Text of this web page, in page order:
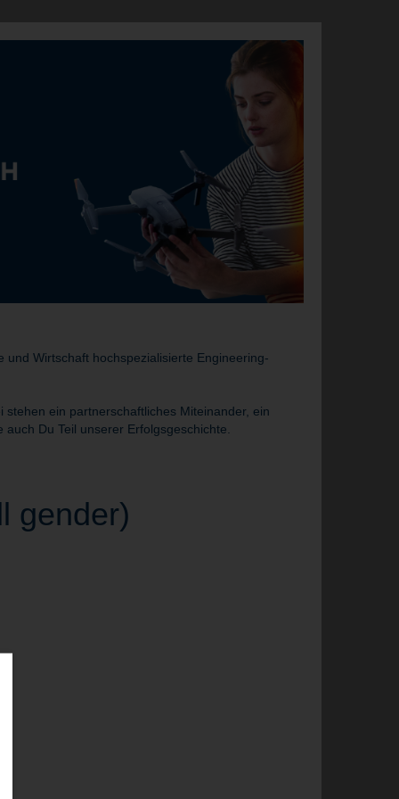
Wirtschaft hochspezialisierte Engineering-
ein partnerschaftliches Miteinander, ein
Du Teil unserer Erfolgsgeschichte.
gender)